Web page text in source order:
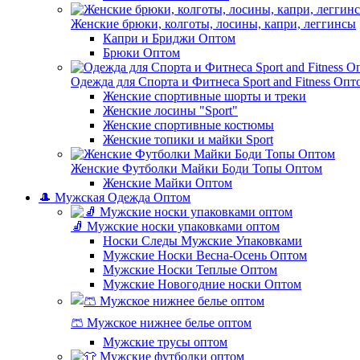
Женские брюки, колготы, лосины, капри, леггинсы
Капри и Бриджи Оптом
Брюки Оптом
Одежда для Спорта и Фитнеса Sport and Fitness
Женские спортивные шорты и треки
Женские лосины "Sport"
Женские спортивные костюмы
Женские топики и майки Sport
Женские Футболки Майки Боди Топы Оптом
Женские Майки Оптом
🎩 Мужская Одежда Оптом
🧦 Мужские носки упаковками оптом
Носки Следы Мужские Упаковками
Мужские Носки Весна-Осень Оптом
Мужские Носки Теплые Оптом
Мужские Новогодние носки Оптом
🩳 Мужское нижнее белье оптом
Мужские трусы оптом